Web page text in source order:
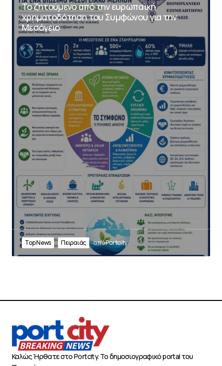
Το ζητούμενο από την ευρωπαϊκή
χρηματοδότηση του Συμφώνου για την
Μεσόγειο
Top News Πειραιάς απόPortcity
Καλώς Ήρθατε στο Portcity. Το δημοσιογραφικό portal του